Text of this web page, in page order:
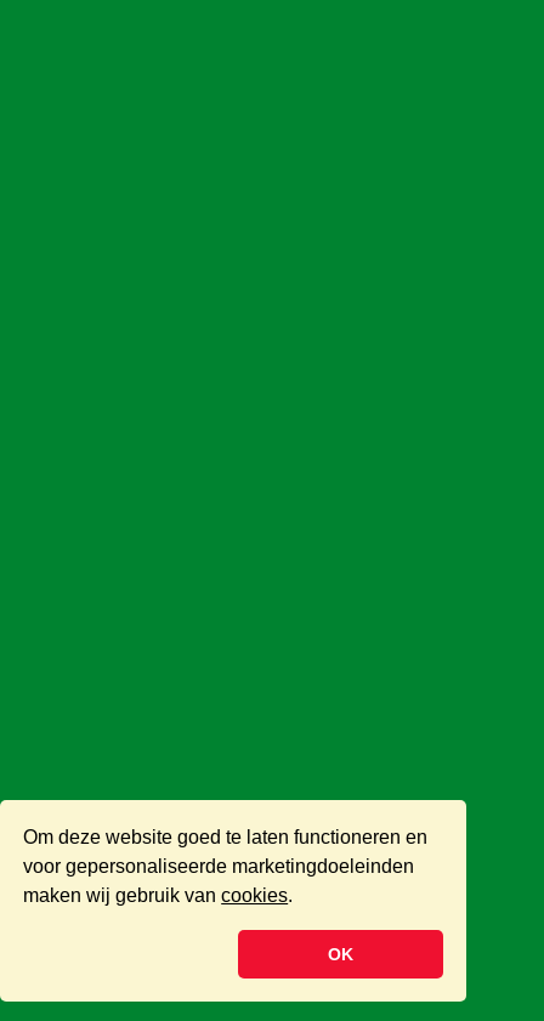
Om deze website goed te laten functioneren en
voor gepersonaliseerde marketingdoeleinden
maken wij gebruik vancookies.
OK